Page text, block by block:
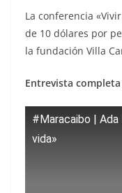
La conferencia
de 10 dólares por
la fundación Villa
Entrevista
#Maracaibo |
vida»